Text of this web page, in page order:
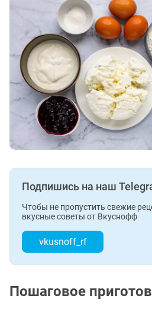
Подпишись на наш
Чтобы не пропустить свежие
вкусные советы от Вкуснофф
vkusnoff_rf
Пошаговое